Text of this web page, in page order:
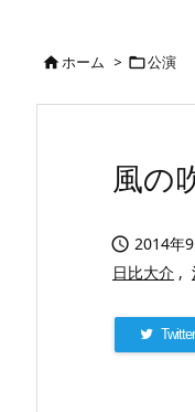
ホーム > 公演
風の
 2014年
日比大介 ,
Twitter